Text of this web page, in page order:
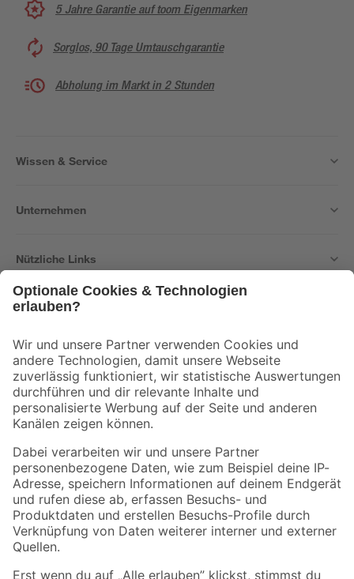
5 Jahre Garantie auf toom Eigenmarken
Sorglos, 90 Tage Umtauschgarantie
Abholung im Markt in 2 Stunden
Wissen & Service
Unternehmen
Nützliche Links
Der toom Newsletter: Keine Angebote und Aktionen mehr verpassen!
Zur Newsletter Anmeldung
Folge uns
Zahlungsarten Versandarten
Sicher einkaufen